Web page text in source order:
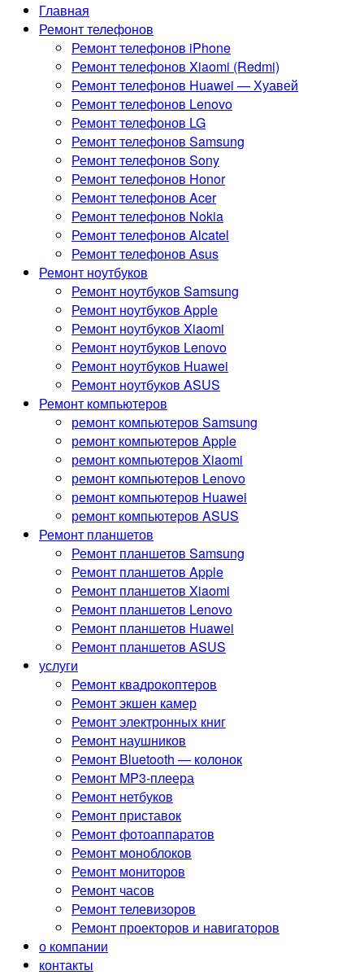
Главная
Ремонт телефонов
Ремонт телефонов iPhone
Ремонт телефонов Xiaomi (Redmi)
Ремонт телефонов Huawei — Хуавей
Ремонт телефонов Lenovo
Ремонт телефонов LG
Ремонт телефонов Samsung
Ремонт телефонов Sony
Ремонт телефонов Honor
Ремонт телефонов Acer
Ремонт телефонов Nokia
Ремонт телефонов Alcatel
Ремонт телефонов Asus
Ремонт ноутбуков
Ремонт ноутбуков Samsung
Ремонт ноутбуков Apple
Ремонт ноутбуков Xiaomi
Ремонт ноутбуков Lenovo
Ремонт ноутбуков Huawei
Ремонт ноутбуков ASUS
Ремонт компьютеров
ремонт компьютеров Samsung
ремонт компьютеров Apple
ремонт компьютеров Xiaomi
ремонт компьютеров Lenovo
ремонт компьютеров Huawei
ремонт компьютеров ASUS
Ремонт планшетов
Ремонт планшетов Samsung
Ремонт планшетов Apple
Ремонт планшетов Xiaomi
Ремонт планшетов Lenovo
Ремонт планшетов Huawei
Ремонт планшетов ASUS
услуги
Ремонт квадрокоптеров
Ремонт экшен камер
Ремонт электронных книг
Ремонт наушников
Ремонт Bluetooth — колонок
Ремонт MP3-плеера
Ремонт нетбуков
Ремонт приставок
Ремонт фотоаппаратов
Ремонт моноблоков
Ремонт мониторов
Ремонт часов
Ремонт телевизоров
Ремонт проекторов и навигаторов
о компании
контакты